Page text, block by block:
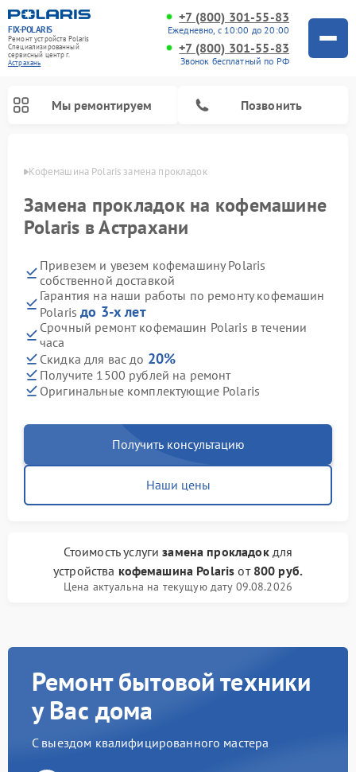
FIX-POLARIS
Ремонт устройств Polaris
Специализированный
cервисный центр г.
Астрахань
+7 (800) 301-55-83
Ежедневно, с 10:00 до 20:00
+7 (800) 301-55-83
Звонок бесплатный по РФ
Мы ремонтируем Позвонить
Кофемашина Polaris замена прокладок
Замена прокладок на кофемашине
Polaris в Астрахани
Привезем и увезем кофемашину Polaris
собственной доставкой
Гарантия на наши работы по ремонту кофемашин
Polarisдо 3-х лет
Срочный ремонт кофемашин Polaris в течении
часа
Скидка для вас до 20%
Получите 1500 рублей на ремонт
Оригинальные комплектующие Polaris
Получить консультацию
Наши цены
Стоимость услугизамена прокладокдля
устройства кофемашина Polaris от 800 руб.
Цена актуальна на текущую дату 09.08.2026
Ремонт бытовой техники
у Вас дома
С выездом квалифицированного мастера